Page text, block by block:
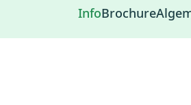
InfoBrochure